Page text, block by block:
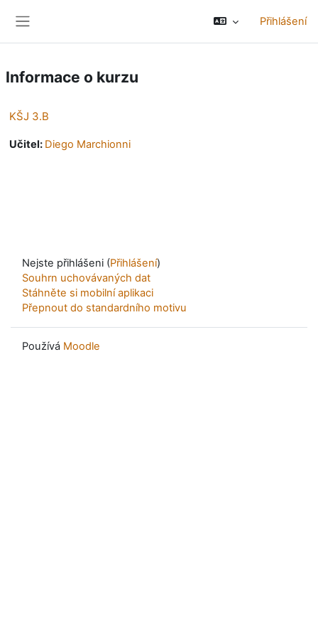
Přihlášení
Informace o kurzu
KŠJ 3.B
Učitel: Diego Marchionni
Nejste přihlášeni (Přihlášení)
Souhrn uchovávaných dat
Stáhněte si mobilní aplikaci
Přepnout do standardního motivu
Používá Moodle